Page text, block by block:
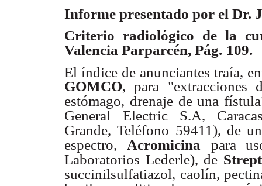
Informe presentado por el Dr.
Criterio radiológico de la
Valencia Parparcén, Pág. 109.
El índice de anunciantes traía,
GOMCO, para "extracciones
estómago, drenaje de una
General
Electric S.A,
Grande, Teléfono 59411), de
espectro, Acromicina
para
Laboratorios Lederle), de
succinilsulfatiazol, caolín,